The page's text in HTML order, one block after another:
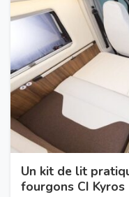
Un kit de lit
fourgons CI Kyros